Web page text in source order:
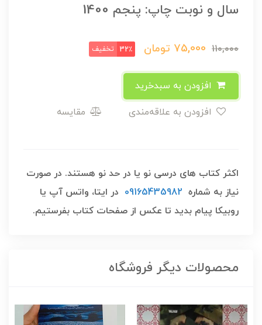
سال و نوبت چاپ: پنجم 1400
110,000
75,000 تومان 32٪ تخفیف
مقایسه
اکثر کتاب های درسی نو یا در حد نو هستند. در صورت
نیاز به شماره 09165435982 در ایتا، واتس آپ یا
روبیکا پیام بدید تا عکس از صفحات کتاب بفرستیم.
محصولات دیگر فروشگاه